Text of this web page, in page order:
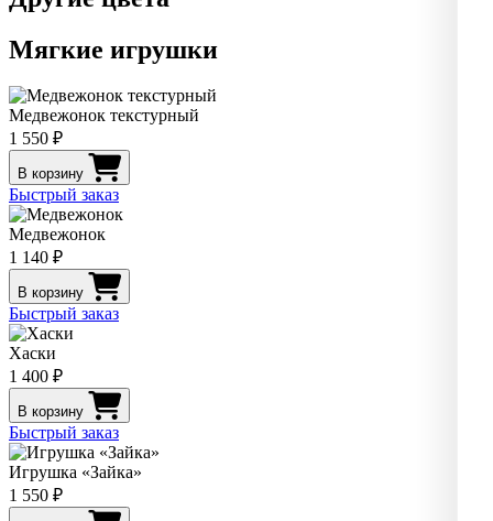
Мягкие игрушки
Медвежонок текстурный
1 550 ₽
В корзину
Быстрый заказ
Медвежонок
1 140 ₽
В корзину
Быстрый заказ
Хаски
1 400 ₽
В корзину
Быстрый заказ
Игрушка «Зайка»
1 550 ₽